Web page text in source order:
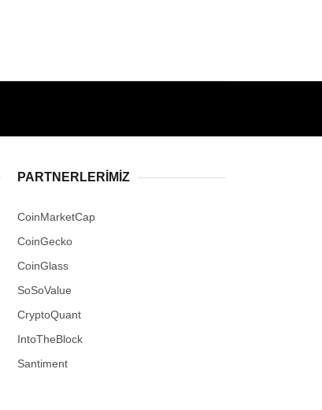
PARTNERLERIMIZ
CoinMarketCap
CoinGecko
CoinGlass
SoSoValue
CryptoQuant
IntoTheBlock
Santiment